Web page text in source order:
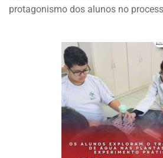
protagonismo dos alunos no